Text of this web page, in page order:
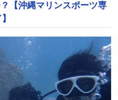
【沖縄マリンスポーツ専